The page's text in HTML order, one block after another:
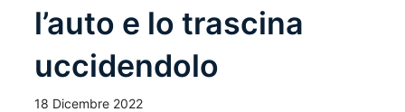
l’auto e lo trascina
uccidendolo
18 Dicembre 2022